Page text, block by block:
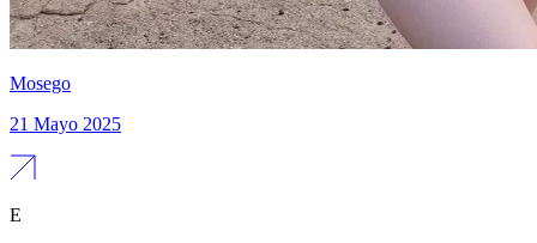
Mosego
21 Mayo 2025
E